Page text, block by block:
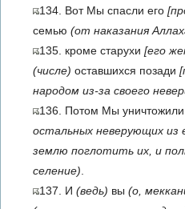
134. Вот Мы спасли его
семью (от наказания
135. кроме старухи [его
(числе) оставшихся позади
народом из-за своего
136. Потом Мы уничтожили
остальных неверующих из
землю поглотить их, и
селение)
137. И (ведь) вы (о,